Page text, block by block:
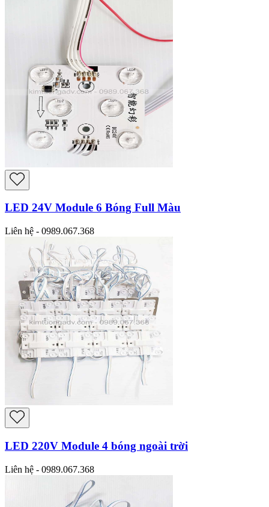
LED 24V Module 6 Bóng Full Màu
Liên hệ - 0989.067.368
LED 220V Module 4 bóng ngoài trời
Liên hệ - 0989.067.368